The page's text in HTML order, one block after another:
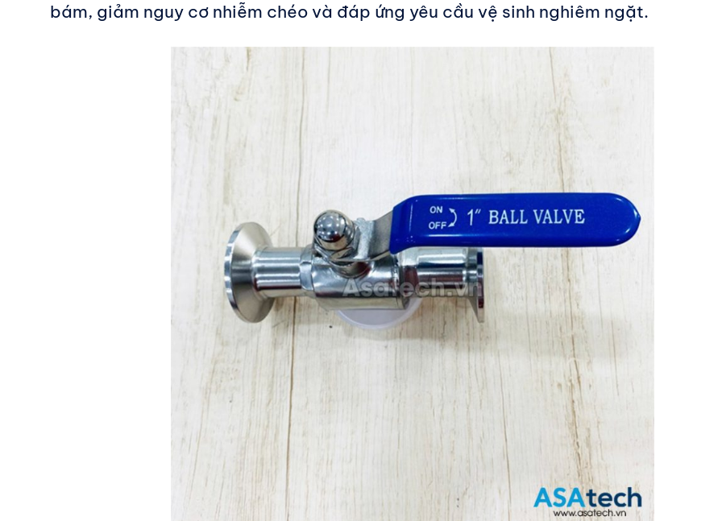
bám, giảm nguy cơ nhiễm chéo và đáp ứng yêu cầu vệ sinh nghiêm ngặt.